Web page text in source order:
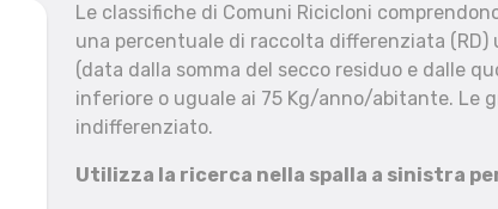
Reset filtri
Le classifiche di Comuni Ricicloni
una percentuale di raccolta differenziata
(data dalla somma del secco residuo e dalle
inferiore o uguale ai 75 Kg/anno/abitante. Le
indifferenziato.
Utilizza la ricerca nella spalla a sinistra